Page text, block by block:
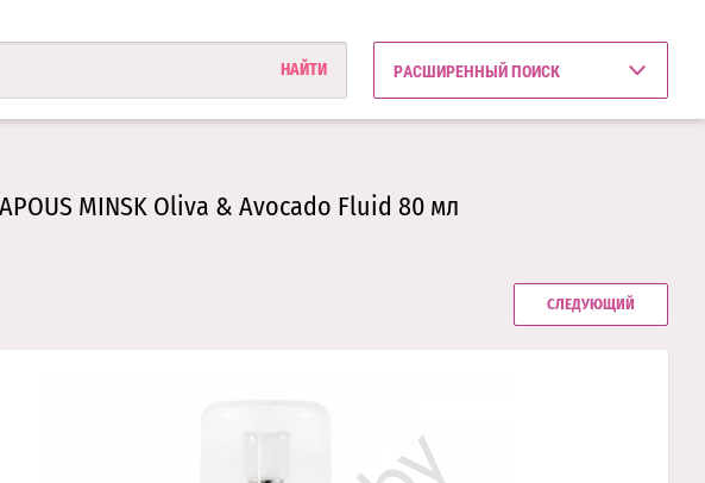
РАСШИРЕННЫЙ ПОИСК
MINSK Oliva & Avocado Fluid 80 мл
СЛЕДУЮЩИЙ